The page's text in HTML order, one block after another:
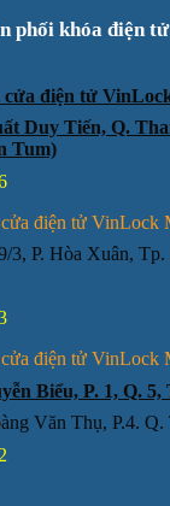
phối khóa điện
cửa điện tử
Duy Tiến, Q.
Tum)
điện tử VinLock
3, P. Hòa Xuân,
điện tử VinLock
Biểu, P. 1, Q.
Văn Thụ, P.4.